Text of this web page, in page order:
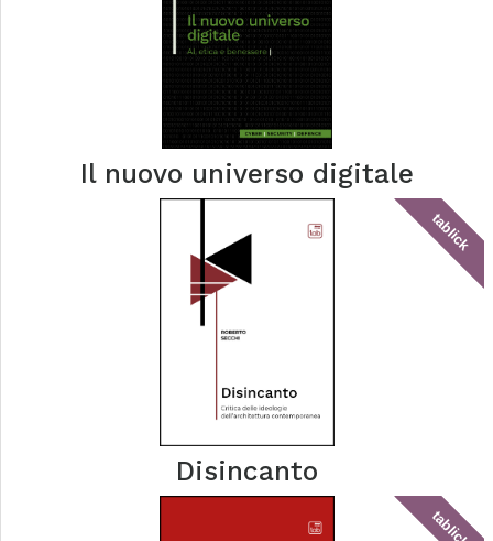
Il nuovo universo digitale
tablick
Disincanto
tablick